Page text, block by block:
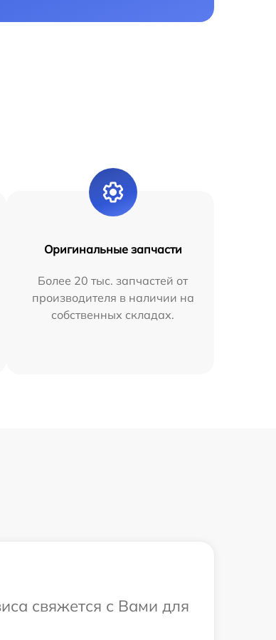
Оригинальные запчасти
Более 20 тыс. запчастей от
производителя в наличии на
собственных складах.
свяжется с Вами для